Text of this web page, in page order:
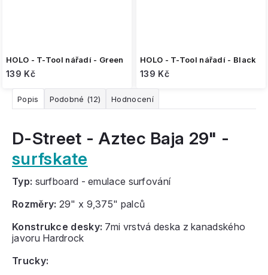
HOLO - T-Tool nářadí - Green
139 Kč
HOLO - T-Tool nářadí - Black
139 Kč
Popis Podobné (12) Hodnocení
D-Street - Aztec Baja 29" -
surfskate
Typ: surfboard - emulace surfování
Rozměry: 29" x 9,375" palců
Konstrukce desky: 7mi vrstvá deska z kanadského
javoru Hardrock
Trucky: